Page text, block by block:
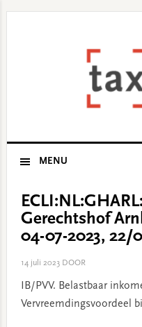
MENU
Gerechtshof
04-07-2023, 22/
14 juli 2023DOOR
IB/PVV. Belastbaar
Vervreemdingsvoordeel